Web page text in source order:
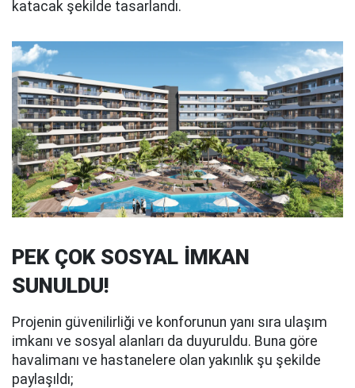
katacak şekilde tasarlandı.
PEK ÇOK SOSYAL İMKAN
SUNULDU!
Projenin güvenilirliği ve konforunun yanı sıra ulaşım
imkanı ve sosyal alanları da duyuruldu. Buna göre
havalimanı ve hastanelere olan yakınlık şu şekilde
paylaşıldı;